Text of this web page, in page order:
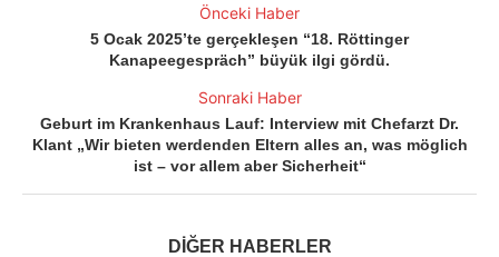
Önceki Haber
5 Ocak 2025’te gerçekleşen “18. Röttinger
Kanapeegespräch” büyük ilgi gördü.
Sonraki Haber
Geburt im Krankenhaus Lauf: Interview mit Chefarzt Dr.
Klant „Wir bieten werdenden Eltern alles an, was möglich
ist – vor allem aber Sicherheit“
DİĞER HABERLER